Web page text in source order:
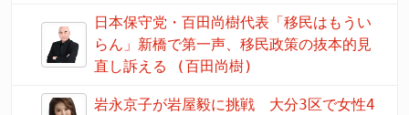
日本保守党・百田尚樹代表「移民はもうい
らん」新橋で第一声、移民政策の抜本的見
直し訴える (百田尚樹)
岩永京子が岩屋毅に挑戦 大分3区で女性4